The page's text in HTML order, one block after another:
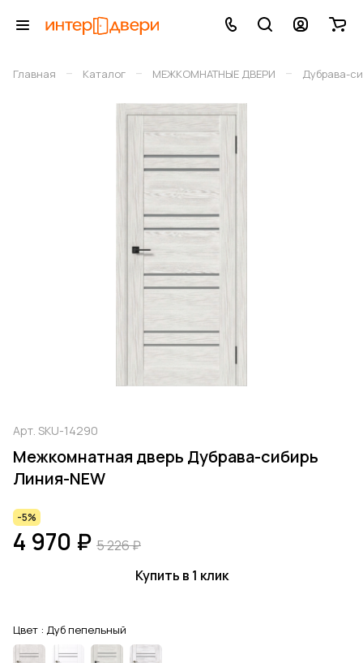
Главная – Каталог – МЕЖКОМНАТНЫЕ ДВЕРИ – Дубрава-
Арт. SKU-14290
Межкомнатная дверь Дубрава-сибирь
Линия-NEW
-5%
4 970 ₽ 5 226 ₽
Купить в 1 клик
Цвет : Дуб пепельный